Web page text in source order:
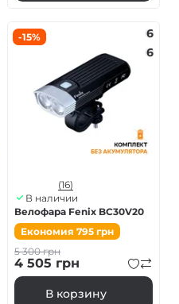
-15%
6
6
(16)
В наличии
Велофара Fenix BC30V20
Економия 795 грн
5 300грн
4 505 грн
В корзину